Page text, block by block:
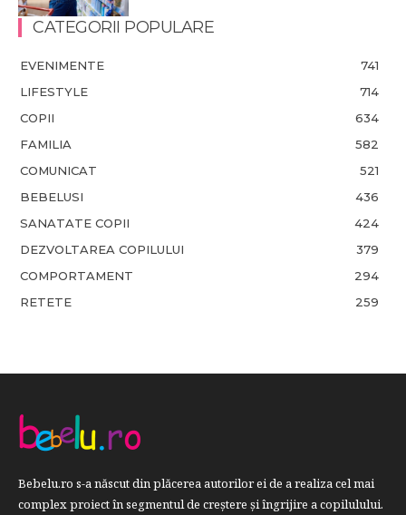
CATEGORII POPULARE
EVENIMENTE
741
LIFESTYLE
714
COPII
634
FAMILIA
582
COMUNICAT
521
BEBELUSI
436
SANATATE COPII
424
DEZVOLTAREA COPILULUI
379
COMPORTAMENT
294
RETETE
259
Bebelu.ro s-a născut din plăcerea autorilor ei de a realiza cel mai
complex proiect în segmentul de creştere şi îngrijire a copilulului.